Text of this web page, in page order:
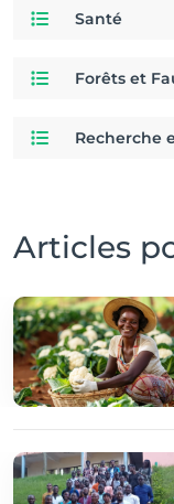
Santé
Forêts et
Recherche
Articles